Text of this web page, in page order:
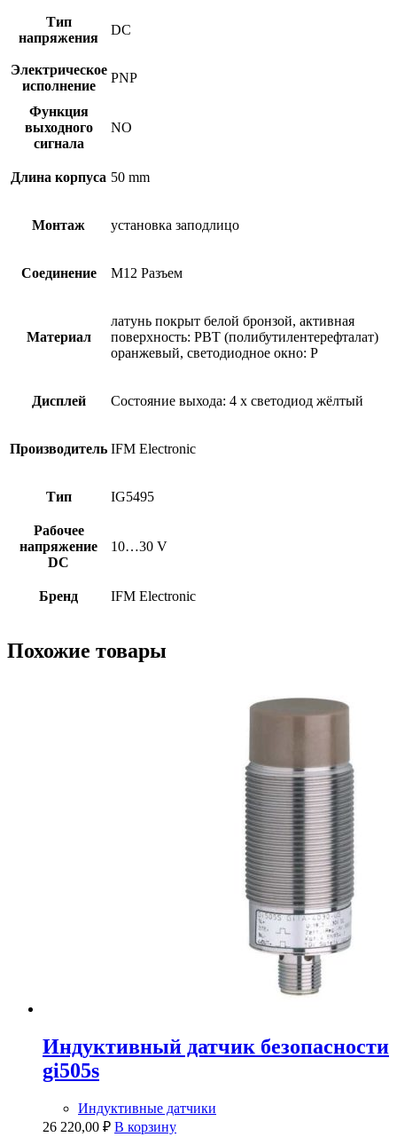
Тип
напряжения
DC
Электрическое
исполнение
PNP
Функция
выходного
сигнала
NO
Длина корпуса 50 mm
Монтаж установка заподлицо
Соединение M12 Разъем
Материал
латунь покрыт белой бронзой, активная
поверхность: PBT (полибутилентерефталат)
оранжевый, светодиодное окно: P
Дисплей Состояние выхода: 4 x светодиод жёлтый
Производитель IFM Electronic
Тип IG5495
Рабочее
напряжение
DC
10…30 V
Бренд IFM Electronic
Похожие товары
Индуктивный датчик безопасности
gi505s
Индуктивные датчики
26 220,00 ₽ В корзину